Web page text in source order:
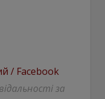
/ Facebook
за